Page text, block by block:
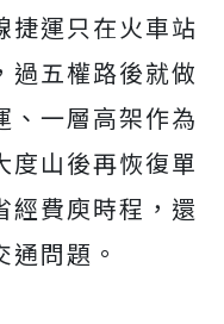
捷運只在火車站
過五權路後就做
、一層高架作為
度山後再恢復單
經費庾時程，還
問題。